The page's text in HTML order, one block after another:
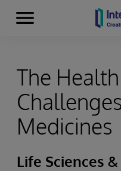
Skip to content
Menu
The
Medicines
Life Sciences